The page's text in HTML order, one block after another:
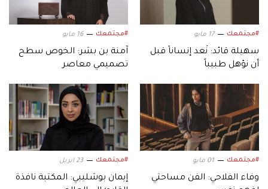
#مجتمعك 17 مايو
سهيلة قائد: نُعد إنساناً قبل
أن نؤهل طبيباً
#مجتمعك 16 مايو
آمنة بن بشر: الخوص سطح
تصميمي معاصر
#مجتمعك 01 مايو
وفاء الفلاحي: الفن مساحتي
#مجتمعك 23 ابريل
إيمان بوشليبي: المكتبة نافذة